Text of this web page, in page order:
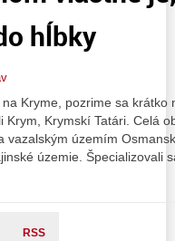
hĺbky
Kryme, pozrime sa krátko
Krymskí Tatári. Celá
vazalským územím
územie. Špecializovali
RSS